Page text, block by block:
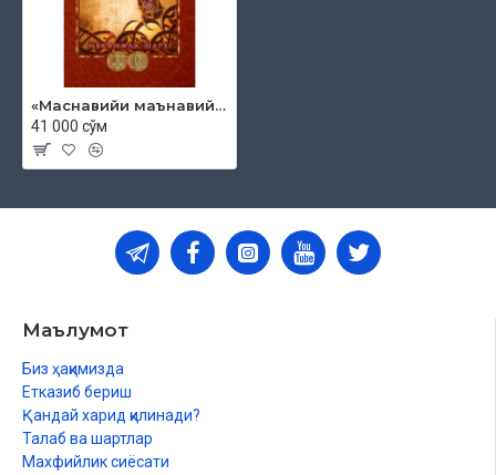
«Маснавийи маънавий» 3-китоб, 17-жуз
41 000 сўм
Маълумот
Биз ҳақимизда
Етказиб бериш
Қандай харид қилинади?
Талаб ва шартлар
Махфийлик сиёсати